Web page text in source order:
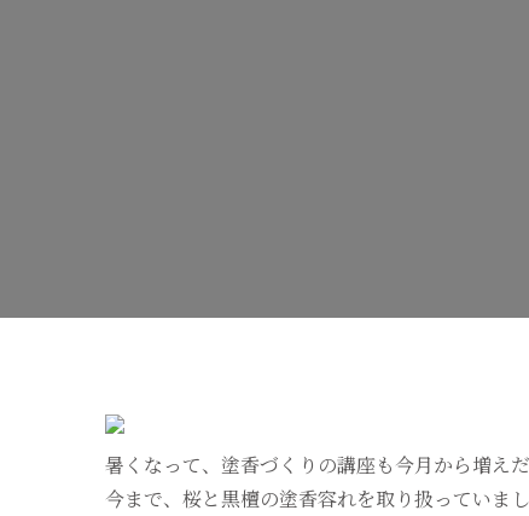
暑くなって、塗香づくりの講座も今月から増えだ
今まで、桜と黒檀の塗香容れを取り扱っていま